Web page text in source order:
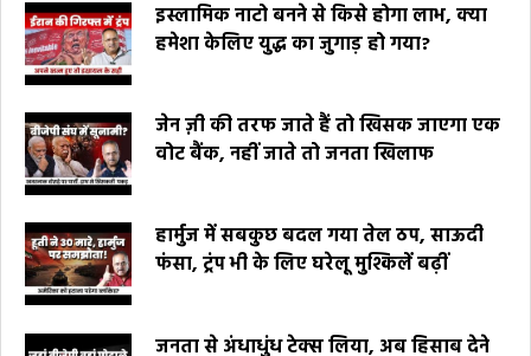
इस्लामिक नाटो बनने से किसे होगा लाभ, क्या
हमेशा केलिए युद्ध का जुगाड़ हो गया?
जेन ज़ी की तरफ जाते हैं तो खिसक जाएगा एक
वोट बैंक, नहीं जाते तो जनता खिलाफ
हार्मुज में सबकुछ बदल गया तेल ठप, साऊदी
फंसा, ट्रंप भी के लिए घरेलू मुश्किलें बढ़ीं
जनता से अंधाधुंध टेक्स लिया, अब हिसाब देने